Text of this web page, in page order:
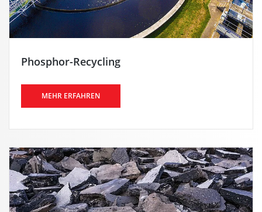
Phosphor-Recycling
MEHR ERFAHREN